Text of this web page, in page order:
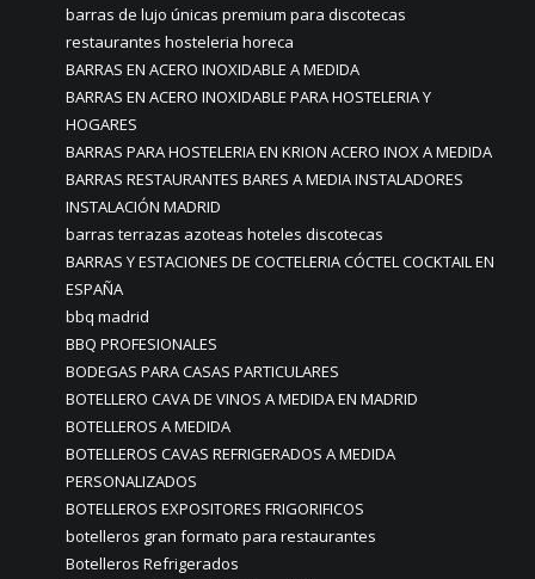
barras de lujo únicas premium para discotecas
restaurantes hosteleria horeca
BARRAS EN ACERO INOXIDABLE A MEDIDA
BARRAS EN ACERO INOXIDABLE PARA HOSTELERIA Y
HOGARES
BARRAS PARA HOSTELERIA EN KRION ACERO INOX A MEDIDA
BARRAS RESTAURANTES BARES A MEDIA INSTALADORES
INSTALACIÓN MADRID
barras terrazas azoteas hoteles discotecas
BARRAS Y ESTACIONES DE COCTELERIA CÓCTEL COCKTAIL EN
ESPAÑA
bbq madrid
BBQ PROFESIONALES
BODEGAS PARA CASAS PARTICULARES
BOTELLERO CAVA DE VINOS A MEDIDA EN MADRID
BOTELLEROS A MEDIDA
BOTELLEROS CAVAS REFRIGERADOS A MEDIDA
PERSONALIZADOS
BOTELLEROS EXPOSITORES FRIGORIFICOS
botelleros gran formato para restaurantes
Botelleros Refrigerados